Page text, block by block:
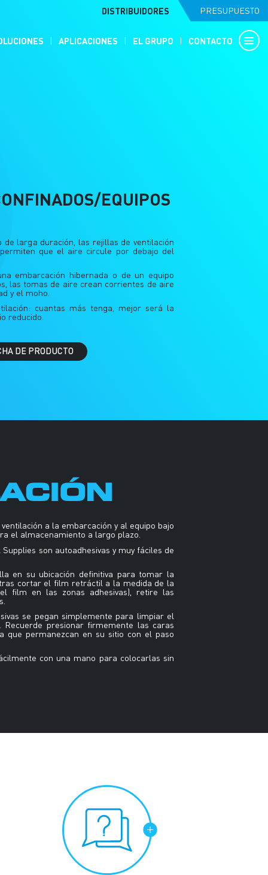
DISTRIBUIDORES PRESUPUESTO
APLICACIONES EL GRUPO CONTACTO
EQUIPOS
larga duración, las rejillas de ventilación
que el aire circule por debajo del
embarcación hibernada o de un equipo
las tomas de aire crean corrientes de aire
y el moho.
cuantas más tenga, mejor será la
reducido.
DE PRODUCTO
a la embarcación y al equipo bajo
el almacenamiento a largo plazo.
son autoadhesivas y muy fáciles de
en su ubicación definitiva para tomar la
cortar el film retráctil a la medida de la
film en las zonas adhesivas), retire las
se pegan simplemente para limpiar el
Recuerde presionar firmemente las caras
que permanezcan en su sitio con el paso
con una mano para colocarlas sin